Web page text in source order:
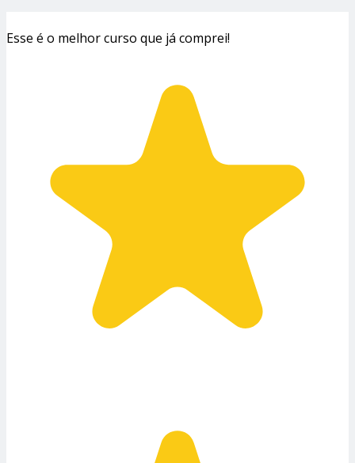
Esse é o melhor curso que já comprei!